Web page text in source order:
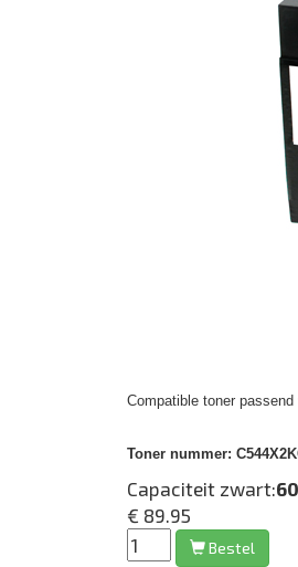
Compatible toner
Toner nummer:
Capaciteit zwart:
€ 89.95
Bestel